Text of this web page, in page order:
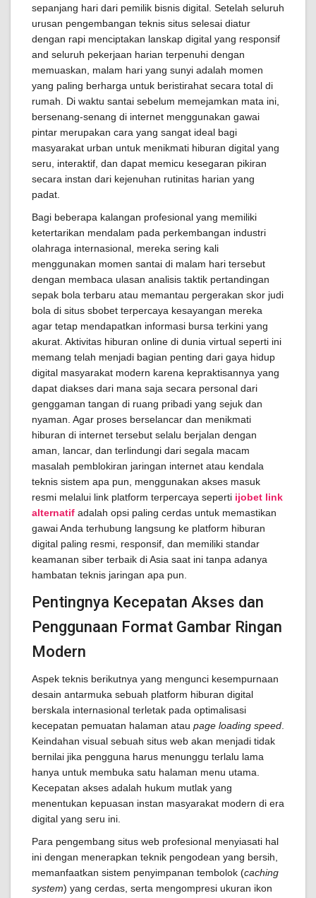
sepanjang hari dari pemilik bisnis digital. Setelah seluruh
urusan pengembangan teknis situs selesai diatur
dengan rapi menciptakan lanskap digital yang responsif
and seluruh pekerjaan harian terpenuhi dengan
memuaskan, malam hari yang sunyi adalah momen
yang paling berharga untuk beristirahat secara total di
rumah. Di waktu santai sebelum memejamkan mata ini,
bersenang-senang di internet menggunakan gawai
pintar merupakan cara yang sangat ideal bagi
masyarakat urban untuk menikmati hiburan digital yang
seru, interaktif, dan dapat memicu kesegaran pikiran
secara instan dari kejenuhan rutinitas harian yang
padat.
Bagi beberapa kalangan profesional yang memiliki
ketertarikan mendalam pada perkembangan industri
olahraga internasional, mereka sering kali
menggunakan momen santai di malam hari tersebut
dengan membaca ulasan analisis taktik pertandingan
sepak bola terbaru atau memantau pergerakan skor judi
bola di situs sbobet terpercaya kesayangan mereka
agar tetap mendapatkan informasi bursa terkini yang
akurat. Aktivitas hiburan online di dunia virtual seperti ini
memang telah menjadi bagian penting dari gaya hidup
digital masyarakat modern karena kepraktisannya yang
dapat diakses dari mana saja secara personal dari
genggaman tangan di ruang pribadi yang sejuk dan
nyaman. Agar proses berselancar dan menikmati
hiburan di internet tersebut selalu berjalan dengan
aman, lancar, dan terlindungi dari segala macam
masalah pemblokiran jaringan internet atau kendala
teknis sistem apa pun, menggunakan akses masuk
resmi melalui link platform terpercaya seperti ijobet link
alternatif adalah opsi paling cerdas untuk memastikan
gawai Anda terhubung langsung ke platform hiburan
digital paling resmi, responsif, dan memiliki standar
keamanan siber terbaik di Asia saat ini tanpa adanya
hambatan teknis jaringan apa pun.
Pentingnya Kecepatan Akses dan
Penggunaan Format Gambar Ringan
Modern
Aspek teknis berikutnya yang mengunci kesempurnaan
desain antarmuka sebuah platform hiburan digital
berskala internasional terletak pada optimalisasi
kecepatan pemuatan halaman atau page loading speed
Keindahan visual sebuah situs web akan menjadi tidak
bernilai jika pengguna harus menunggu terlalu lama
hanya untuk membuka satu halaman menu utama.
Kecepatan akses adalah hukum mutlak yang
menentukan kepuasan instan masyarakat modern di era
digital yang seru ini.
Para pengembang situs web profesional menyiasati hal
ini dengan menerapkan teknik pengodean yang bersih,
memanfaatkan sistem penyimpanan tembolok (caching
system) yang cerdas, serta mengompresi ukuran ikon